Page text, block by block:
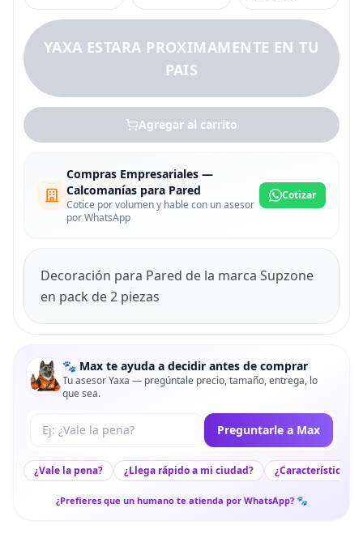
YAXA ESTARA PROXIMAMENTE EN TU
PAIS
Agregar al carrito
Compras Empresariales —
Calcomanías para Pared
Cotice por volumen y hable con un asesor
por WhatsApp
Cotizar
Decoración para Pared de la marca Supzone
en pack de 2 piezas
🐾 Max te ayuda a decidir antes de comprar
Tu asesor Yaxa — pregúntale precio, tamaño, entrega, lo
que sea.
Tu pregunta a Max Preguntarle a Max
¿Vale la pena? ¿Llega rápido a mi ciudad? ¿Características
¿Prefieres que un humano te atienda por WhatsApp? 🐾